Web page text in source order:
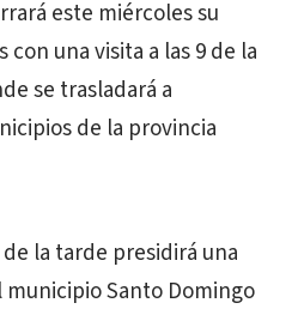
este miércoles su
una visita a las 9 de la
se trasladará a
de la provincia
la tarde presidirá una
municipio Santo Domingo